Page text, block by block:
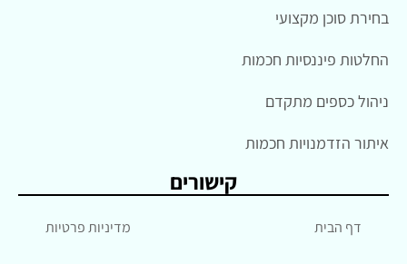
בחירת סוכן מקצועי
החלטות פיננסיות חכמות
ניהול כספים מתקדם
איתור הזדמנויות חכמות
קישורים
דף הבית מדיניות פרטיות